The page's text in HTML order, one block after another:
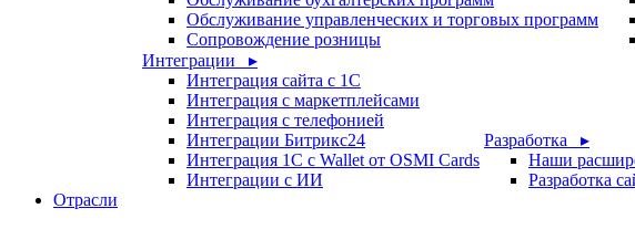
Обслуживание управленческих и торговых программ
Сопровождение розницы
Интеграции ▸
Интеграция сайта с 1С
Интеграция с маркетплейсами
Интеграция с телефонией
Интеграции Битрикс24
Интеграция 1С с Wallet от OSMI Cards
Интеграции с ИИ
Разработка ▸
Наши
Разработка
Отрасли